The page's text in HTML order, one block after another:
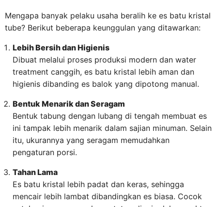
Mengapa banyak pelaku usaha beralih ke es batu kristal
tube? Berikut beberapa keunggulan yang ditawarkan:
Lebih Bersih dan Higienis
Dibuat melalui proses produksi modern dan water
treatment canggih, es batu kristal lebih aman dan
higienis dibanding es balok yang dipotong manual.
Bentuk Menarik dan Seragam
Bentuk tabung dengan lubang di tengah membuat es
ini tampak lebih menarik dalam sajian minuman. Selain
itu, ukurannya yang seragam memudahkan
pengaturan porsi.
Tahan Lama
Es batu kristal lebih padat dan keras, sehingga
mencair lebih lambat dibandingkan es biasa. Cocok